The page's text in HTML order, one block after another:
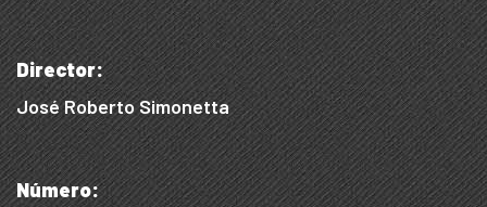
Director:
José Roberto Simonetta
Número: